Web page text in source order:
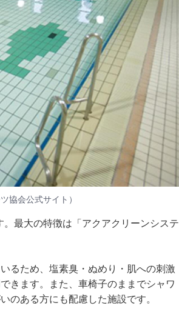
協会公式サイト）
最大の特徴は「アクアクリーンシステ
るため、塩素臭・ぬめり・肌への刺激
きます。また、車椅子のままでシャワ
のある方にも配慮した施設です。